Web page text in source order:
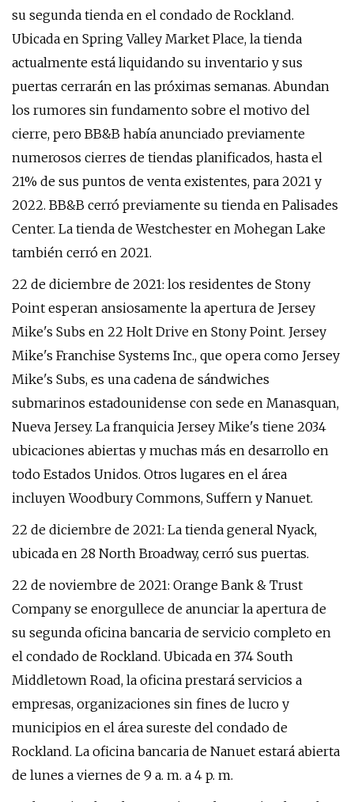
su segunda tienda en el condado de Rockland.
Ubicada en Spring Valley Market Place, la tienda
actualmente está liquidando su inventario y sus
puertas cerrarán en las próximas semanas. Abundan
los rumores sin fundamento sobre el motivo del
cierre, pero BB&B había anunciado previamente
numerosos cierres de tiendas planificados, hasta el
21% de sus puntos de venta existentes, para 2021 y
2022. BB&B cerró previamente su tienda en Palisades
Center. La tienda de Westchester en Mohegan Lake
también cerró en 2021.
22 de diciembre de 2021: los residentes de Stony
Point esperan ansiosamente la apertura de Jersey
Mike's Subs en 22 Holt Drive en Stony Point. Jersey
Mike's Franchise Systems Inc., que opera como Jersey
Mike's Subs, es una cadena de sándwiches
submarinos estadounidense con sede en Manasquan,
Nueva Jersey. La franquicia Jersey Mike's tiene 2034
ubicaciones abiertas y muchas más en desarrollo en
todo Estados Unidos. Otros lugares en el área
incluyen Woodbury Commons, Suffern y Nanuet.
22 de diciembre de 2021: La tienda general Nyack,
ubicada en 28 North Broadway, cerró sus puertas.
22 de noviembre de 2021: Orange Bank & Trust
Company se enorgullece de anunciar la apertura de
su segunda oficina bancaria de servicio completo en
el condado de Rockland. Ubicada en 374 South
Middletown Road, la oficina prestará servicios a
empresas, organizaciones sin fines de lucro y
municipios en el área sureste del condado de
Rockland. La oficina bancaria de Nanuet estará abierta
de lunes a viernes de 9 a. m. a 4 p. m.